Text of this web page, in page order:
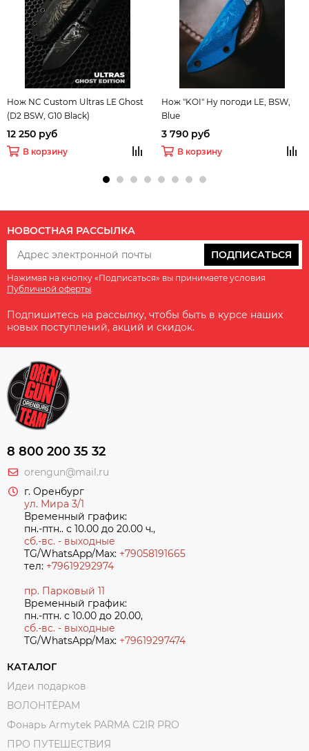
Нож NC Custom Ultras LE Ghost
(D2 BSW, G10 Black)
12 250 руб
В корзину
Нож "KOI" Ну погоди LE, BSW,
Blue
3 790 руб
В корзину
НОВОСТНАЯ РАССЫЛКА
ПОДПИСАТЬСЯ
Нажимая на кнопку «Подписаться» вы принимаете условия
Публичной оферты
Подпишитесь на рассылку, чтобы быть в курсе наших
новых поступлений, акций и скидок.
8 800 200 35 32
orengun@mail.ru
г. Оренбург
ул. Мира 3/1
Временный график:
пн.-птн.. с 10.00 до 20.00 ч.,
сб.-вс. - выходные
TG/WhatsApp/Max: +79058191665
тел: +79619292974
пр. Парковый 11
Временный график:
пн.-птн. с 10.00 до 20.00,
сб.-вс. - выходные
TG/WhatsApp/Max: +79619297474
КАТАЛОГ
Идеи подарков
ВОЛОНТЁРАМ
Фонарь Armytek PARMA C2IR PRO
ПРО ПУТЕШЕСТВИЯ